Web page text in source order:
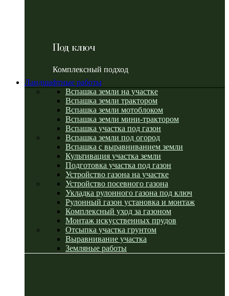
Под ключ
Комплексный подход
Ландшафтные работы
Вспашка земли на участке
Вспашка земли трактором
Вспашка земли мотоблоком
Вспашка земли мини-трактором
Вспашка участка под газон
Вспашка земли под огород
Вспашка с выравниванием земли
Культивация участка земли
Подготовка участка под газон
Устройство газона на участке
Устройство посевного газона
Укладка рулонного газона под ключ
Рулонный газон установка и монтаж
Комплексный уход за газоном
Монтаж искусственных прудов
Отсыпка участка грунтом
Выравнивание участка
Земляные работы